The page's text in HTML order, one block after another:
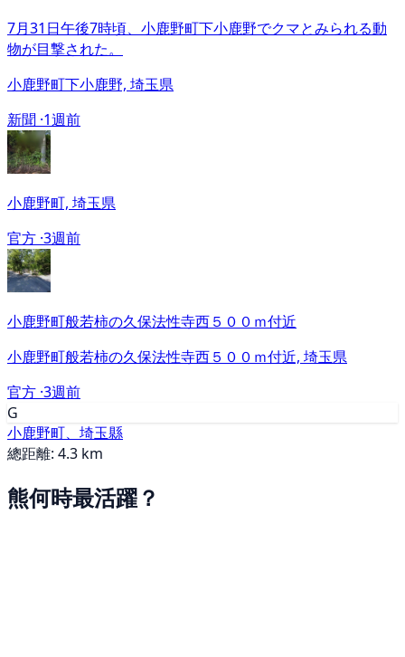
7月31日午後7時頃、小鹿野町下小鹿野でクマとみられる動
物が目撃された。
小鹿野町下小鹿野, 埼玉県
新聞 ·1週前
小鹿野町, 埼玉県
官方 ·3週前
小鹿野町般若柿の久保法性寺西５００ｍ付近
小鹿野町般若柿の久保法性寺西５００ｍ付近, 埼玉県
官方 ·3週前
G
小鹿野町、埼玉縣
總距離: 4.3 km
熊何時最活躍？